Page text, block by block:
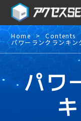
Home Contents
パワーランクランキン
パワ